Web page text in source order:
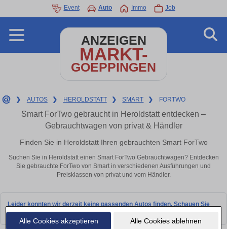
Alle Cookies akzeptieren Alle Cookies ablehnen
Event Auto Immo Job
ANZEIGEN
MARKT-
GOEPPINGEN
❯ AUTOS ❯ HEROLDSTATT ❯ SMART ❯ FORTWO
Smart ForTwo gebraucht in Heroldstatt entdecken –
Gebrauchtwagen von privat & Händler
Finden Sie in Heroldstatt Ihren gebrauchten Smart ForTwo
Suchen Sie in Heroldstatt einen Smart ForTwo Gebrauchtwagen? Entdecken
Sie gebrauchte ForTwo von Smart in verschiedenen Ausführungen und
Preisklassen von privat und vom Händler.
Leider konnten wir derzeit keine passenden Autos finden. Schauen Sie
bald wieder vorbei!